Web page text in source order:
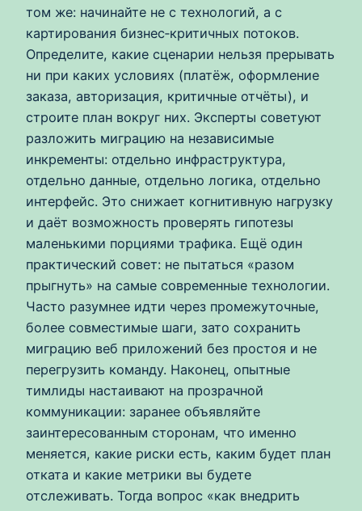
том же: начинайте не с технологий, а с
картирования бизнес‑критичных потоков.
Определите, какие сценарии нельзя прерывать
ни при каких условиях (платёж, оформление
заказа, авторизация, критичные отчёты), и
строите план вокруг них. Эксперты советуют
разложить миграцию на независимые
инкременты: отдельно инфраструктура,
отдельно данные, отдельно логика, отдельно
интерфейс. Это снижает когнитивную нагрузку
и даёт возможность проверять гипотезы
маленькими порциями трафика. Ещё один
практический совет: не пытаться «разом
прыгнуть» на самые современные технологии.
Часто разумнее идти через промежуточные,
более совместимые шаги, зато сохранить
миграцию веб приложений без простоя и не
перегрузить команду. Наконец, опытные
тимлиды настаивают на прозрачной
коммуникации: заранее объявляйте
заинтересованным сторонам, что именно
меняется, какие риски есть, каким будет план
отката и какие метрики вы будете
отслеживать. Тогда вопрос «как внедрить